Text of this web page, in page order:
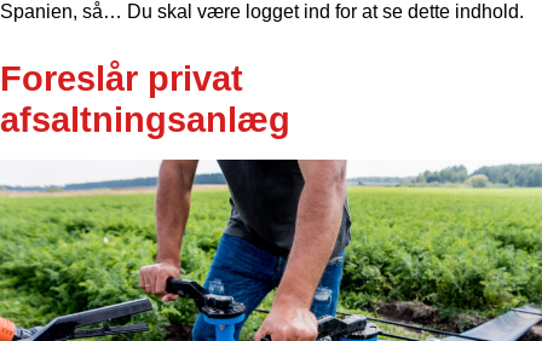
Spanien, så… Du skal være logget ind for at se dette indhold.
Foreslår privat
afsaltningsanlæg